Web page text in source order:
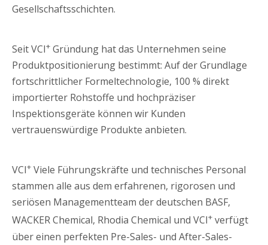
Gesellschaftsschichten.
Seit VCI+ Gründung hat das Unternehmen seine
Produktpositionierung bestimmt: Auf der Grundlage
fortschrittlicher Formeltechnologie, 100 % direkt
importierter Rohstoffe und hochpräziser
Inspektionsgeräte können wir Kunden
vertrauenswürdige Produkte anbieten.
VCI+ Viele Führungskräfte und technisches Personal
stammen alle aus dem erfahrenen, rigorosen und
seriösen Managementteam der deutschen BASF,
WACKER Chemical, Rhodia Chemical und VCI+ verfügt
über einen perfekten Pre-Sales- und After-Sales-